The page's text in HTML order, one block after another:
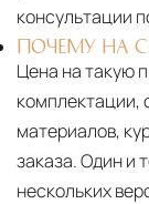
консультации
ПОЧЕМУ НА
Цена на такую
комплектации,
материалов,
заказа. Один и
нескольких